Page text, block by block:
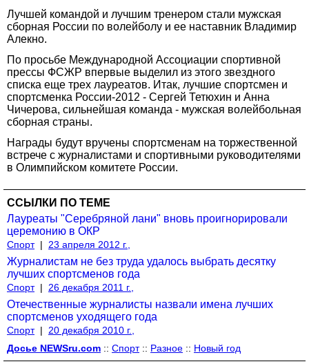
Лучшей командой и лучшим тренером стали мужская
сборная России по волейболу и ее наставник Владимир
Алекно.
По просьбе Международной Ассоциации спортивной
прессы ФСЖР впервые выделил из этого звездного
списка еще трех лауреатов. Итак, лучшие спортсмен и
спортсменка России-2012 - Сергей Тетюхин и Анна
Чичерова, сильнейшая команда - мужская волейбольная
сборная страны.
Награды будут вручены спортсменам на торжественной
встрече с журналистами и спортивными руководителями
в Олимпийском комитете России.
ССЫЛКИ ПО ТЕМЕ
Лауреаты "Серебряной лани" вновь проигнорировали
церемонию в ОКР
Спорт | 23 апреля 2012 г.,
Журналистам не без труда удалось выбрать десятку
лучших спортсменов года
Спорт | 26 декабря 2011 г.,
Отечественные журналисты назвали имена лучших
спортсменов уходящего года
Спорт |
20 декабря 2010 г.,
Досье NEWSru.com :: Спорт:: Разное :: Новый год